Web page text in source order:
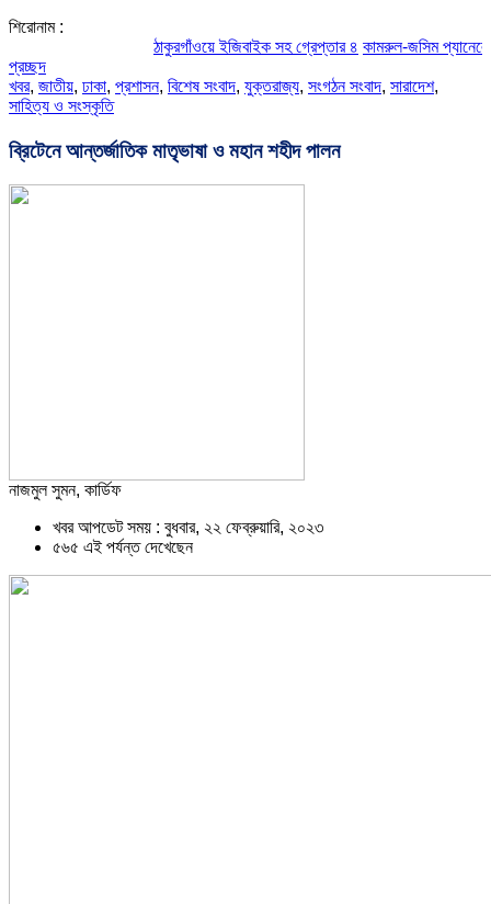
শিরোনাম :
ঠাকুরগাঁওয়ে ইজিবাইক সহ গ্রেপ্তার ৪ কামরুল-জসিম প্যানেলের
প্রচ্ছদ
খবর, জাতীয়, ঢাকা, প্রশাসন, বিশেষ সংবাদ, যুক্তরাজ্য, সংগঠন সংবাদ, সারাদেশ,
সাহিত্য ও সংস্কৃতি
ব্রিটেনে আন্তর্জাতিক মাতৃভাষা ও মহান শহীদ পালন
নাজমুল সুমন, কার্ডিফ
খবর আপডেট সময় : বুধবার, ২২ ফেব্রুয়ারি, ২০২৩
৫৬৫ এই পর্যন্ত দেখেছেন